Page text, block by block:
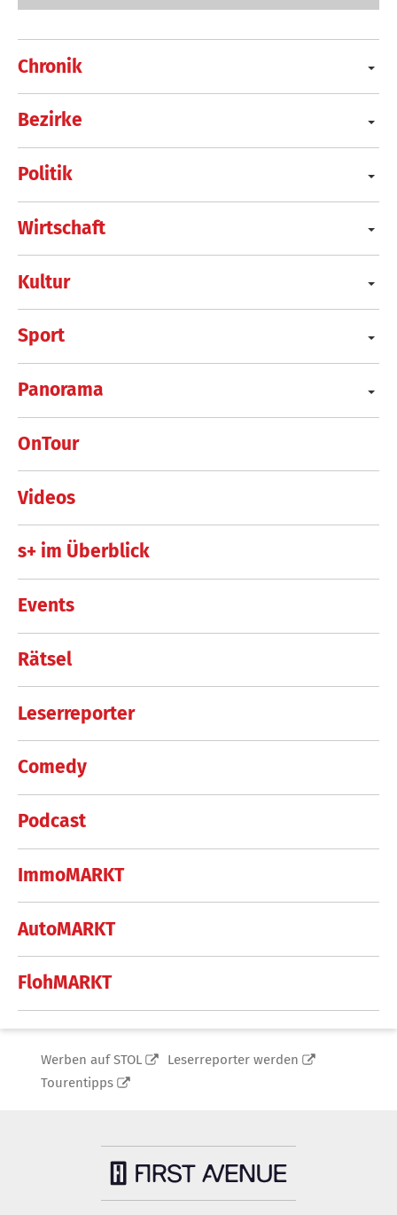
Chronik
Bezirke
Politik
Wirtschaft
Kultur
Sport
Panorama
OnTour
Videos
s+ im Überblick
Events
Rätsel
Leserreporter
Comedy
Podcast
ImmoMARKT
AutoMARKT
FlohMARKT
Werben auf STOL
Leserreporter werden
Tourentipps